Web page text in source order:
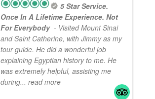
5 Star Service.
Once In A Lifetime Experience. Not
For Everybody - Visited Mount Sinai
and Saint Catherine, with Jimmy as my
tour guide. He did a wonderful job
explaining Egyptian history to me. He
was extremely helpful, assisting me
during... read more